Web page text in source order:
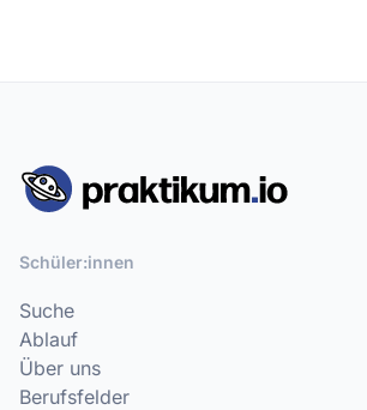
Schüler:innen
Suche
Ablauf
Über uns
Berufsfelder